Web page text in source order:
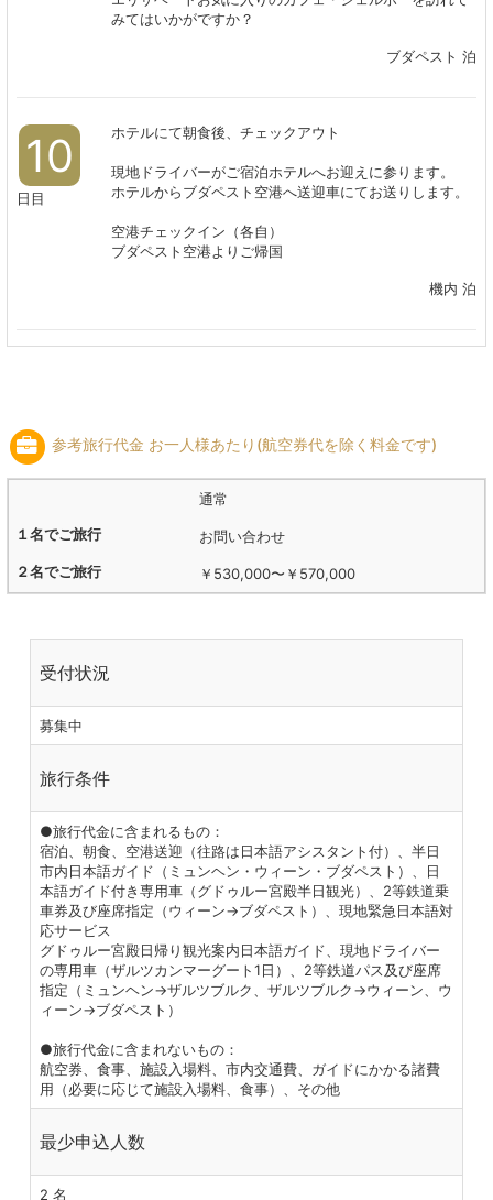
みてはいかがですか？​​​​​​​
ブダペスト 泊
10
日目
ホテルにて朝食後、チェックアウト
現地ドライバーがご宿泊ホテルへお迎えに参ります。
ホテルからブダペスト空港へ送迎車にてお送りします。
空港チェックイン（各自）
ブダペスト空港よりご帰国
機内 泊
参考旅行代金 お一人様あたり(航空券代を除く料金です)
通常
お問い合わせ
￥530,000〜 ￥570,000
受付状況
募集中
旅行条件
●旅行代金に含まれるもの：
宿泊、朝食、空港送迎（往路は日本語アシスタント付）、半日
市内日本語ガイド（ミュンヘン・ウィーン・ブダペスト）、日
本語ガイド付き専用車（グドゥルー宮殿半日観光）、2等鉄道乗
車券及び座席指定（ウィーン→ブダペスト）、現地緊急日本語対
応サービス
グドゥルー宮殿日帰り観光案内日本語ガイド、現地ドライバー
の専用車（ザルツカンマーグート1日）、2等鉄道パス及び座席
指定（ミュンヘン→ザルツブルク、ザルツブルク→ウィーン、ウ
ィーン→ブダペスト）
●旅行代金に含まれないもの：
航空券、食事、施設入場料、市内交通費、ガイドにかかる諸費
用（必要に応じて施設入場料、食事）、その他
最少申込人数
2 名